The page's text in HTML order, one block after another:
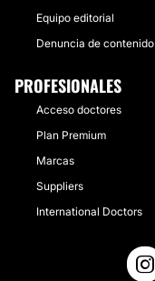
Equipo editorial
Denuncia de contenido
PROFESIONALES
Acceso doctores
Plan Premium
Marcas
Suppliers
International Doctors